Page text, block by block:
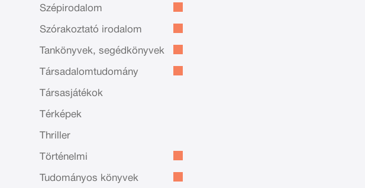
Szépirodalom
Szórakoztató irodalom
Tankönyvek, segédkönyvek
Társadalomtudomány
Társasjátékok
Térképek
Thriller
Történelmi
Tudományos könyvek